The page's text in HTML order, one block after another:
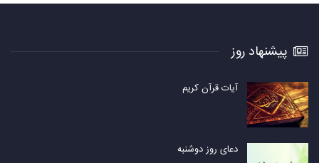
پیشنهاد روز
آیات قرآن کریم
دعای روز دوشنبه